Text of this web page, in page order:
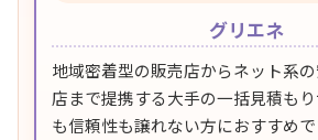
グリエネ
地域密着型の販売店からネット系
店まで提携する大手の一括見積も
も信頼性も譲れない方におすすめ